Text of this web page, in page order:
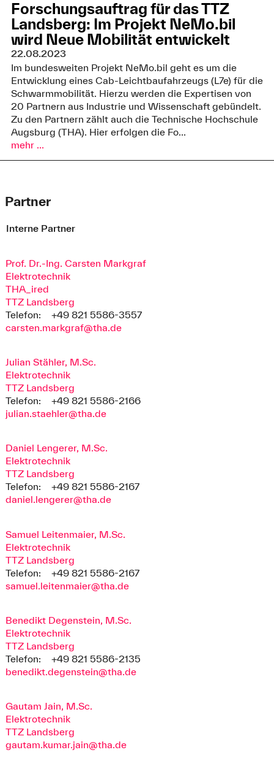
Forschungsauftrag für das TTZ
Landsberg: Im Projekt NeMo.bil
wird Neue Mobilität entwickelt
22.08.2023
Im bundesweiten Projekt NeMo.bil geht es um die
Entwicklung eines Cab-Leichtbaufahrzeugs (L7e) für die
Schwarmmobilität. Hierzu werden die Expertisen von
20 Partnern aus Industrie und Wissenschaft gebündelt.
Zu den Partnern zählt auch die Technische Hochschule
Augsburg (THA). Hier erfolgen die Fo...
mehr ...
Partner
Interne Partner
Prof. Dr.-Ing. Carsten Markgraf
Elektrotechnik
THA_ired
TTZ Landsberg
Telefon:
+49 821 5586-3557
carsten.markgraf@tha.de
Julian Stähler, M.Sc.
Elektrotechnik
TTZ Landsberg
Telefon:
+49 821 5586-2166
julian.staehler@tha.de
Daniel Lengerer, M.Sc.
Elektrotechnik
TTZ Landsberg
Telefon:
+49 821 5586-2167
daniel.lengerer@tha.de
Samuel Leitenmaier, M.Sc.
Elektrotechnik
TTZ Landsberg
Telefon:
+49 821 5586-2167
samuel.leitenmaier@tha.de
Benedikt Degenstein, M.Sc.
Elektrotechnik
TTZ Landsberg
Telefon:
+49 821 5586-2135
benedikt.degenstein@tha.de
Gautam Jain, M.Sc.
Elektrotechnik
TTZ Landsberg
gautam.kumar.jain@tha.de